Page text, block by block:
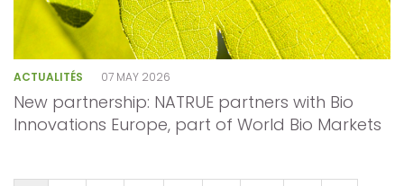
ACTUALITÉS 07 MAY 2026
New partnership: NATRUE partners with Bio
Innovations Europe, part of World Bio Markets